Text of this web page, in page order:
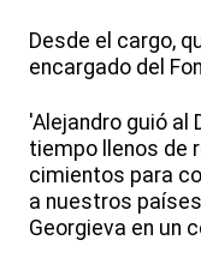
Desde el cargo,
encargado del
'Alejandro guió al
tiempo llenos de
cimientos para
a nuestros
Georgieva en un